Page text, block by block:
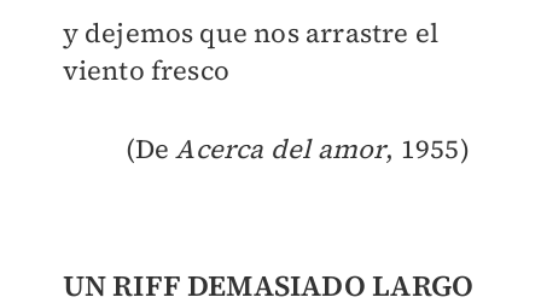
y dejemos que nos arrastre el
viento fresco
(DeAcerca del amor, 1955)
UN RIFF DEMASIADO LARGO